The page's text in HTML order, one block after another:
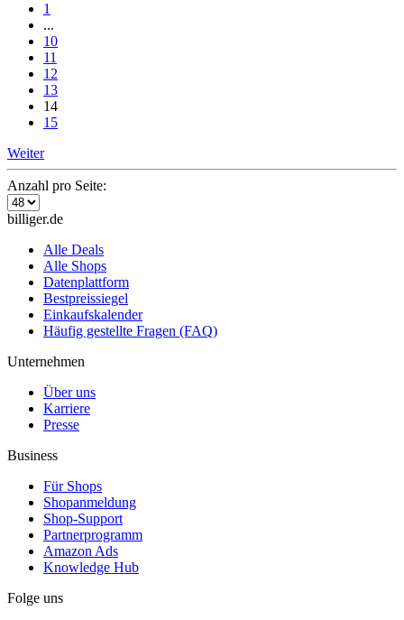
1
...
10
11
12
13
14
15
Weiter
Anzahl pro Seite:
billiger.de
Alle Deals
Alle Shops
Datenplattform
Bestpreissiegel
Einkaufskalender
Häufig gestellte Fragen (FAQ)
Unternehmen
Über uns
Karriere
Presse
Business
Für Shops
Shopanmeldung
Shop-Support
Partnerprogramm
Amazon Ads
Knowledge Hub
Folge uns